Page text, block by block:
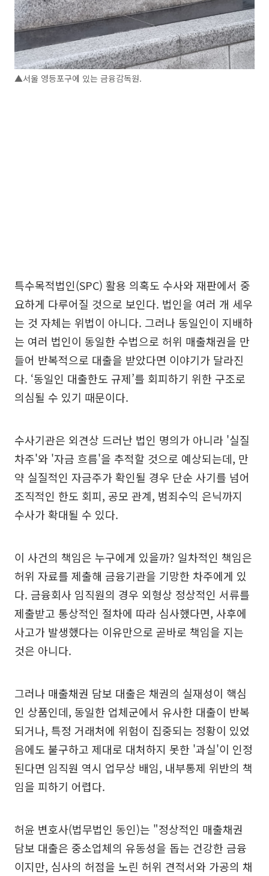
▲서울 영등포구에 있는 금융감독원.
특수목적법인(SPC) 활용 의혹도 수사와 재판에서 중
요하게 다루어질 것으로 보인다. 법인을 여러 개 세우
는 것 자체는 위법이 아니다. 그러나 동일인이 지배하
는 여러 법인이 동일한 수법으로 허위 매출채권을 만
들어 반복적으로 대출을 받았다면 이야기가 달라진
다. ‘동일인 대출한도 규제’를 회피하기 위한 구조로
의심될 수 있기 때문이다.
수사기관은 외견상 드러난 법인 명의가 아니라 '실질
차주'와 '자금 흐름'을 추적할 것으로 예상되는데, 만
약 실질적인 자금주가 확인될 경우 단순 사기를 넘어
조직적인 한도 회피, 공모 관계, 범죄수익 은닉까지
수사가 확대될 수 있다.
이 사건의 책임은 누구에게 있을까? 일차적인 책임은
허위 자료를 제출해 금융기관을 기망한 차주에게 있
다. 금융회사 임직원의 경우 외형상 정상적인 서류를
제출받고 통상적인 절차에 따라 심사했다면, 사후에
사고가 발생했다는 이유만으로 곧바로 책임을 지는
것은 아니다.
그러나 매출채권 담보 대출은 채권의 실재성이 핵심
인 상품인데, 동일한 업체군에서 유사한 대출이 반복
되거나, 특정 거래처에 위험이 집중되는 정황이 있었
음에도 불구하고 제대로 대처하지 못한 '과실'이 인정
된다면 임직원 역시 업무상 배임, 내부통제 위반의 책
임을 피하기 어렵다.
허윤 변호사(법무법인 동인)는 "정상적인 매출채권
담보 대출은 중소업체의 유동성을 돕는 건강한 금융
이지만, 심사의 허점을 노린 허위 견적서와 가공의 채